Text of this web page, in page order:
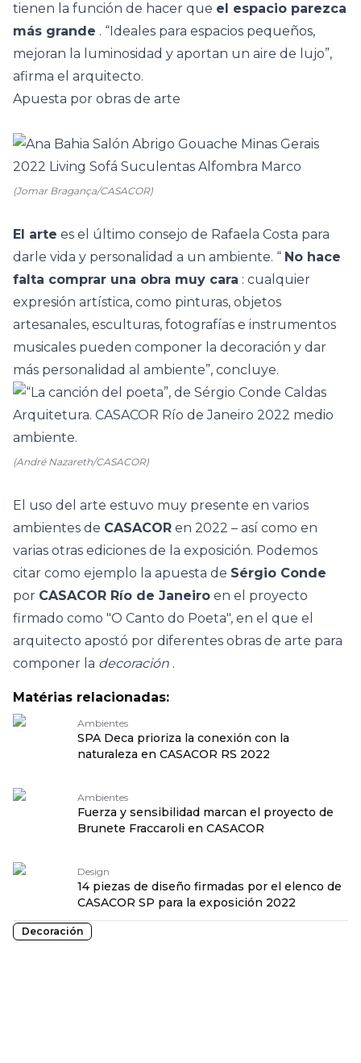
tienen la función de hacer que el espacio parezca
más grande . “Ideales para espacios pequeños,
mejoran la luminosidad y aportan un aire de lujo”,
afirma el arquitecto.
Apuesta por obras de arte
(Jomar Bragança/CASACOR)
El arte es el último consejo de Rafaela Costa para
darle vida y personalidad a un ambiente. “ No hace
falta comprar una obra muy cara : cualquier
expresión artística, como pinturas, objetos
artesanales, esculturas, fotografías e instrumentos
musicales pueden componer la decoración y dar
más personalidad al ambiente”, concluye.
(André Nazareth/CASACOR)
El uso del arte estuvo muy presente en varios
ambientes de CASACOR en 2022 – así como en
varias otras ediciones de la exposición. Podemos
citar como ejemplo la apuesta de Sérgio Conde
por CASACOR Río de Janeiro en el proyecto
firmado como "O Canto do Poeta", en el que el
arquitecto apostó por diferentes obras de arte para
componer la decoración .
Matérias relacionadas:
Ambientes
SPA Deca prioriza la conexión con la
naturaleza en CASACOR RS 2022
Ambientes
Fuerza y sensibilidad marcan el proyecto de
Brunete Fraccaroli en CASACOR
Design
14 piezas de diseño firmadas por el elenco de
CASACOR SP para la exposición 2022
Decoración